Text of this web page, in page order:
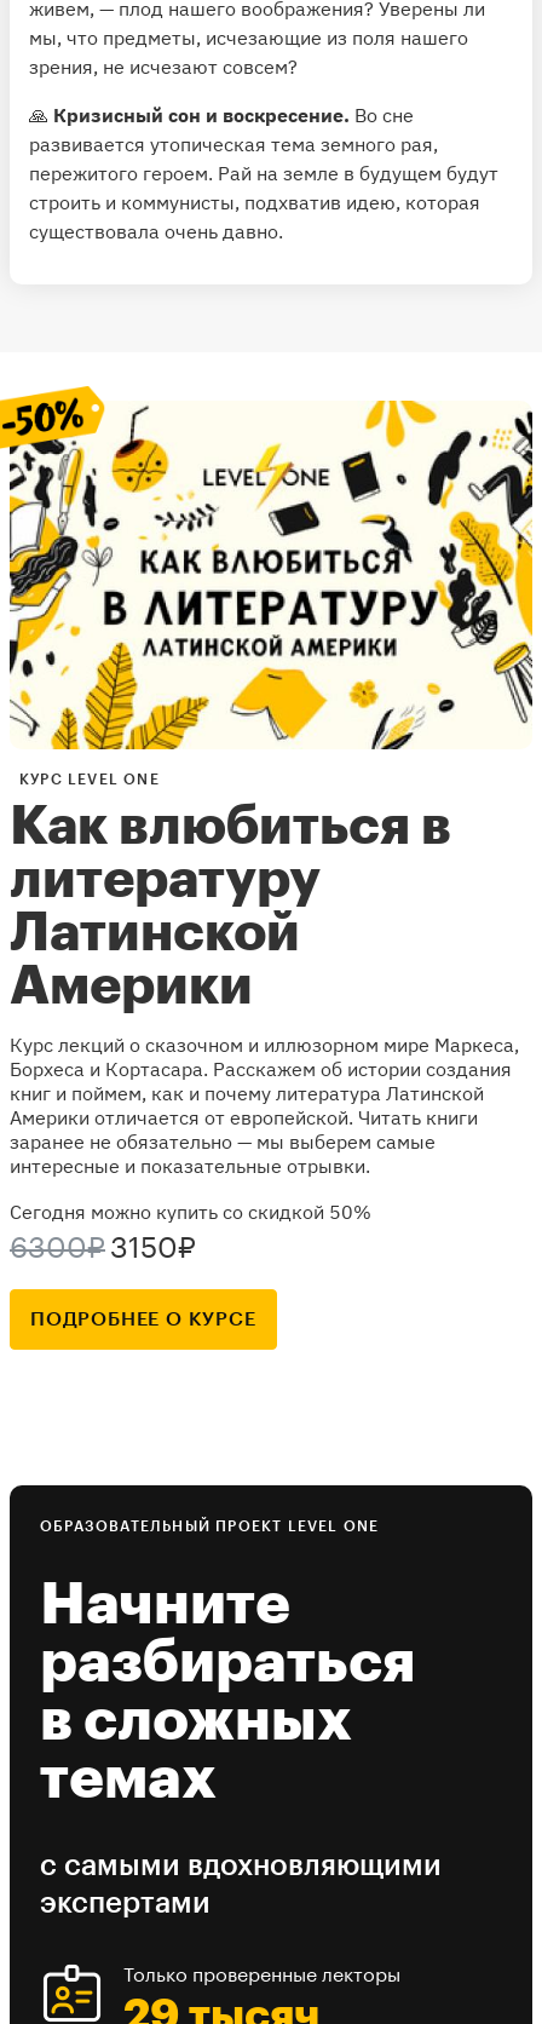
живем, — плод нашего воображения? Уверены ли
мы, что предметы, исчезающие из поля нашего
зрения, не исчезают совсем?
🙏 Кризисный сон и воскресение. Во сне
развивается утопическая тема земного рая,
пережитого героем. Рай на земле в будущем будут
строить и коммунисты, подхватив идею, которая
существовала очень давно.
КУРС LEVEL ONE
Как влюбиться в
литературу
Латинской
Америки
Курс лекций о сказочном и иллюзорном мире Маркеса,
Борхеса и Кортасара. Расскажем об истории создания
книг и поймем, как и почему литература Латинской
Америки отличается от европейской. Читать книги
заранее не обязательно — мы выберем самые
интересные и показательные отрывки.
Сегодня можно купить со скидкой 50%
6300₽ 3150₽
ПОДРОБНЕЕ О КУРСЕ
ОБРАЗОВАТЕЛЬНЫЙ ПРОЕКТ LEVEL ONE
Начните
разбираться
в сложных
темах
с самыми вдохновляющими
экспертами
Только проверенные лекторы